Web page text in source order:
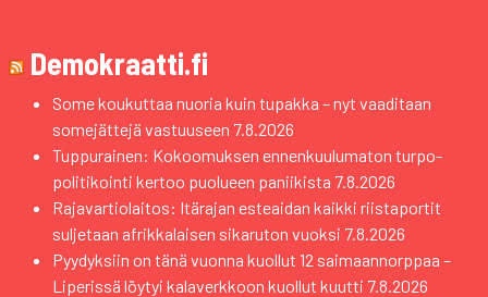
Demokraatti.fi
Some koukuttaa nuoria kuin tupakka – nyt vaaditaan
somejättejä vastuuseen 7.8.2026
Tuppurainen: Kokoomuksen ennenkuulumaton turpo-
politikointi kertoo puolueen paniikista 7.8.2026
Rajavartiolaitos: Itärajan esteaidan kaikki riistaportit
suljetaan afrikkalaisen sikaruton vuoksi 7.8.2026
Pyydyksiin on tänä vuonna kuollut 12 saimaannorppaa –
Liperissä löytyi kalaverkkoon kuollut kuutti 7.8.2026